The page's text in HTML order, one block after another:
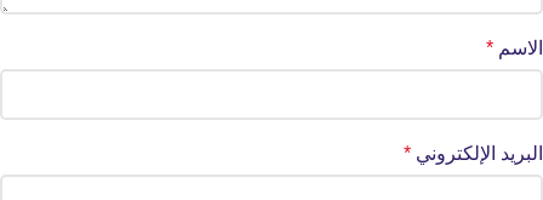
الاسم *
البريد الإلكتروني *